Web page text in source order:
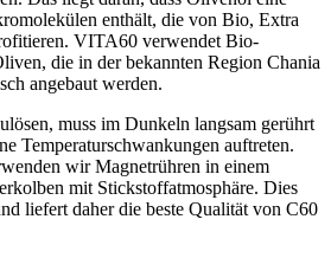
enthält, die von Bio, Extra
VITA60 verwendet Bio-
die in der bekannten Region Chania
angebaut werden.
muss im Dunkeln langsam gerührt
Temperaturschwankungen auftreten.
wir Magnetrühren in einem
mit Stickstoffatmosphäre. Dies
liefert daher die beste Qualität von C60